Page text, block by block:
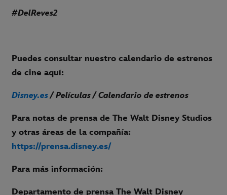
#DelReves2
Puedes consultar nuestro calendario de estrenos
de cine aquí:
Disney.es/ Películas / Calendario de estrenos
Para notas de prensa de The Walt Disney Studios
y otras áreas de la compañía:
https://prensa.disney.es/
Para más información:
Departamento de prensa The Walt Disney